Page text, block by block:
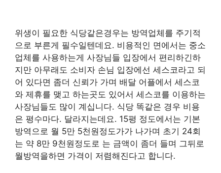
위생이 필요한 식당같은경우는 방역업체를 주기적
으로 부른게 필수일텐데요. 비용적인 면에서는 중소
업체를 사용하는게 사장님들 입장에서 편리하긴하
지만 아무래도 소비자 손님 입장에선 세스코라고 되
어 있다면 좀더 신뢰가 가며 배달 어플에서 세스코
와 제휴를 맺고 하는곳도 있어서 세스코를 이용하는
사장님들도 많이 계십니다. 식당 똑같은 경우 비용
은 평수마다. 달라지는데요. 15평 정도에서는 기본
방역으로 월 5만 5천원정도가가 나가며 초기 24회
는 약 8만 9천원정도로 는 금액이 좀더 들며 그뒤로
월방역을하면 가격이 저렴해진다고 합니다.